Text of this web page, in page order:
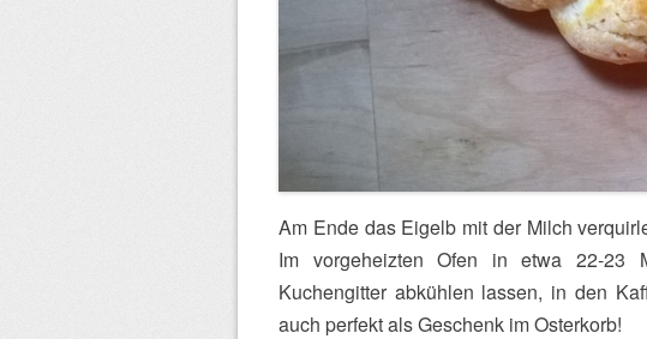
Am Ende das Eigelb mit der Milch
Im vorgeheizten Ofen in etwa 22-23
Kuchengitter abkühlen lassen, in den
auch perfekt als Geschenk im Osterkorb!